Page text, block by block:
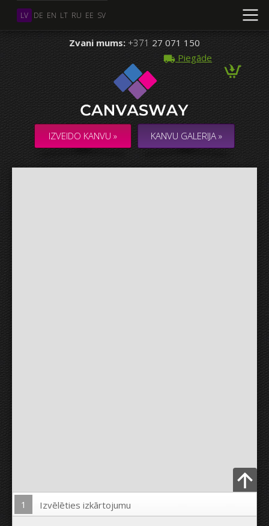
LV DE EN LT RU EE SV
Zvani mums: +371 27 071 150
Piegāde
IZVEIDO KANVU » KANVU GALERIJA »
Ielādēt Foto
1 Izvēlēties izkārtojumu
Vairāki Foto
KOLĀŽA / KOMPOZĪCIJA no vairākiem Foto